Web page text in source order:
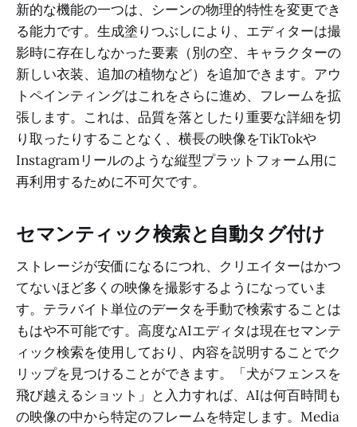
新的な機能の一つは、シーンの物理的特性を変更でき
る能力です。生成塗りつぶしにより、エディターは撮
影時に存在しなかった要素（別の空、キャラクターの
新しい衣装、追加の植物など）を追加できます。アウ
トペインティングはこれをさらに進め、フレームを拡
張します。これは、品質を落としたり重要な詳細を切
り取ったりすることなく、横長の映像をTikTokや
Instagramリールのような縦型プラットフォーム用に
再利用するために不可欠です。
セマンティック検索と自動タグ付け
ストレージが安価になるにつれ、クリエイターはかつ
てないほど多くの映像を撮影するようになっていま
す。テラバイト単位のデータを手動で検索することは
もはや不可能です。高度なAIエディタは現在セマンテ
ィック検索を使用しており、内容を説明することでク
リップを見つけることができます。「犬がフェンスを
飛び越えるショット」と入力すれば、AIは何百時間も
の映像の中から特定のフレームを特定します。Media